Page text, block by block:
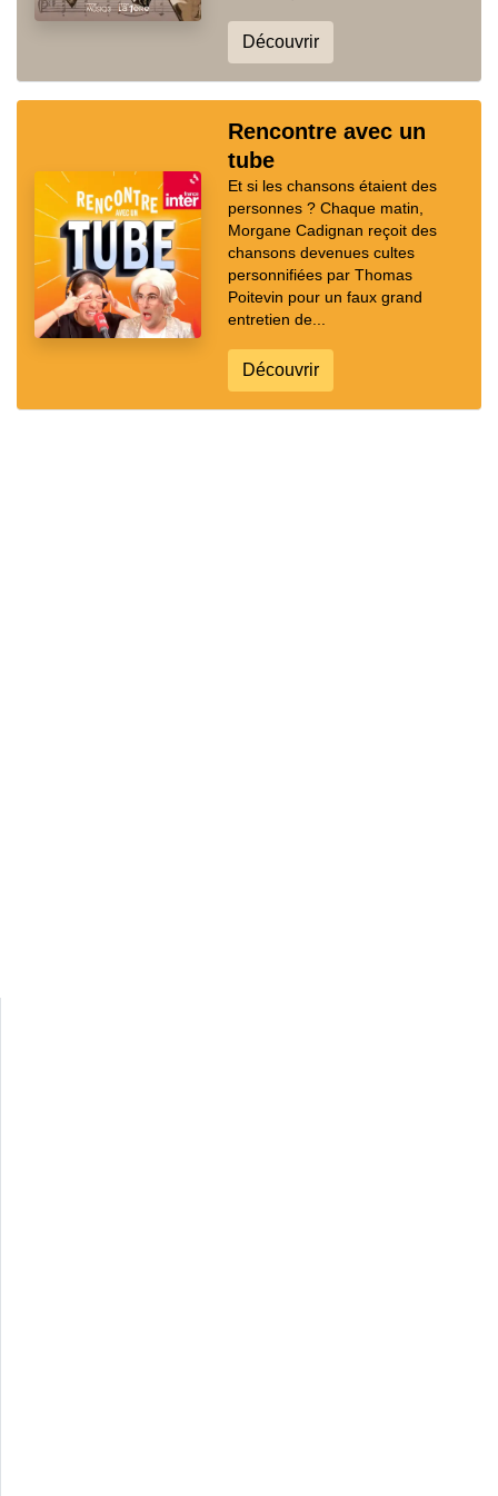
Découvrir
Rencontre avec un
tube
Et si les chansons étaient des
personnes ? Chaque matin,
Morgane Cadignan reçoit des
chansons devenues cultes
personnifiées par Thomas
Poitevin pour un faux grand
entretien de...
Découvrir